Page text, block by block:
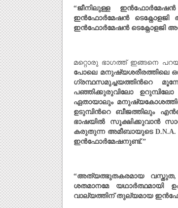
“ജീനിലുള്ള
ഇന്‍ഫോര്‍മേഷന്‍
ഇന്‍ഫോര്‍മേഷന്‍ ടെക്നോളജി
മറ്റൊരു ഭാഗത്ത് ഇങ്ങനെ
പോലെ മനുഷ്യശരീരത്തിലെ
ഗ്രന്ഥസമുച്ചയത്തിന്‍റെ
പഞ്ഞിക്കുരുവിലോ
ഏതായാലും മനുഷ്യകോശത്തില്‍
ഉടുമ്പിന്‍റെ ബീജത്തിലും
ഭാഷയില്‍ സൂക്ഷിക്കുവാന്‍
കരുതുന്ന അമീബായുടെ D.N.A.
ഇന്‍ഫോര്‍മേഷനുണ്ട്.”
“അത്യത്ഭുതകരമായ വസ്തുത,
ശതമാനമേ യഥാര്‍ത്ഥമായി
വാല്യത്തിന് തുല്യമായ